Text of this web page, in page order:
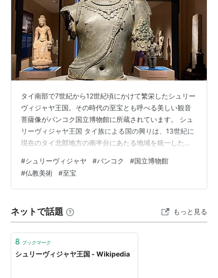
タイ南部で7世紀から12世紀頃にかけて繁栄したシュリー
ヴィジャヤ王国。その時代の至宝とも呼べる美しい観音
菩薩像がバンコク国立博物館に所蔵されています。 シュ
リーヴィジャヤ王国 タイ族による国の興りは、13世紀に
現在のタイ北部地方の南半分にあたる地域を統一したス
ら、それ以前にも現在のタイの国土にあたる部分には
人々が住んでおり、異民族による支配が行われていまし
た。大雑把に遡れば、スコータイ王国の前はクメール王
国といった古代国家が存在していたことになります。ま
た、ラヴォ王国、ハリプンチャイ王国といった…
#シュリーヴィジャヤ #バンコク #国立博物館
#仏教美術 #至宝
ネットで話題 もっと見る
8 ブックマーク
シュリーヴィジャヤ王国 - Wikipedia